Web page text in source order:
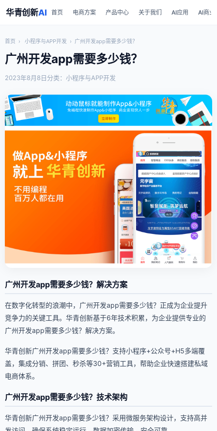
华青创新AI 首页 电商方案 产品中心 关于我们 AI应用 AI商业
首页 › 小程序与APP开发 › 广州开发app需要多少钱？
广州开发app需要多少钱？
2023年8月8日分类：小程序与APP开发
广州开发app需要多少钱？解决方案
在数字化转型的浪潮中，广州开发app需要多少钱？正成为企业提升
竞争力的关键工具。华青创新基于6年技术积累，为企业提供专业的
广州开发app需要多少钱？解决方案。
华青创新广州开发app需要多少钱？支持小程序+公众号+H5多端覆
盖，集成分销、拼团、秒杀等30+营销工具，帮助企业快速搭建私域
电商体系。
广州开发app需要多少钱？技术架构
华青创新广州开发app需要多少钱？采用微服务架构设计，支持高并